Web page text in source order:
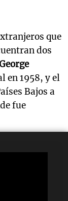
que
dos
en 1958, y el
Bajos a
fue
debuts
en